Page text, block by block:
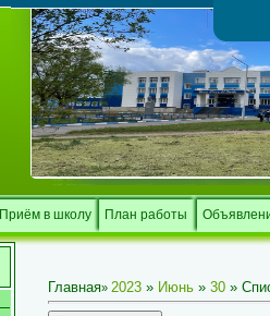
Приём в школу План работы
Главная» 2023 » Июнь » 30 »